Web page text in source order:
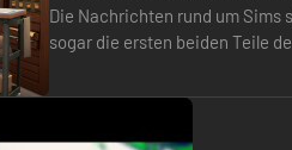
Die Nachrichten rund um
sogar die ersten beiden Teile